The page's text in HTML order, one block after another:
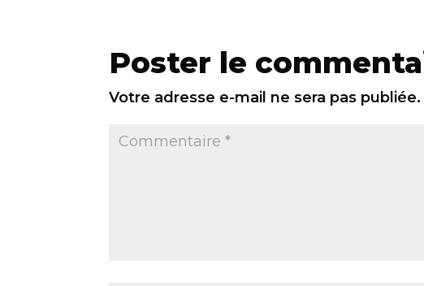
Poster le
Votre adresse e-mail ne sera pas publiée.